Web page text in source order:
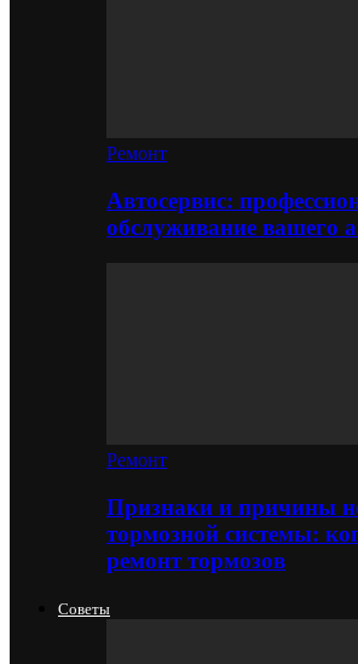
Ремонт
Автосервис:
обслуживание вашего
Ремонт
Признаки и причины
тормозной системы:
ремонт тормозов
Советы